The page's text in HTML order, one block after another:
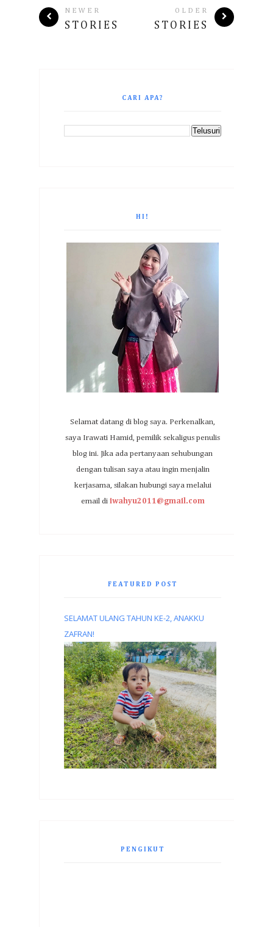
NEWER
STORIES
OLDER
STORIES
CARI APA?
HI!
Selamat datang di blog saya. Perkenalkan,
saya Irawati Hamid, pemilik sekaligus penulis
blog ini. Jika ada pertanyaan sehubungan
dengan tulisan saya atau ingin menjalin
kerjasama, silakan hubungi saya melalui
email di iwahyu2011@gmail.com
FEATURED POST
SELAMAT ULANG TAHUN KE-2, ANAKKU
ZAFRAN!
PENGIKUT